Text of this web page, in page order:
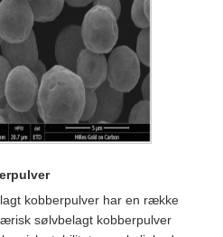
kobberpulver har en række
sølvbelagt kobberpulver